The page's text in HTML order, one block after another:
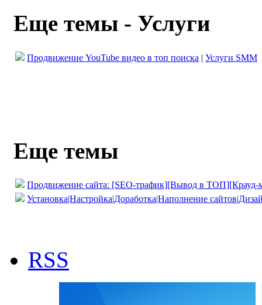
Еще темы - Услуги
Продвижение YouTube видео в топ поиска | Услуги SMM
Еще темы
Продвижение сайта: [SEO-трафик][Вывод в ТОП][Крауд-
Установка|Настройка|Доработка|Наполнение
RSS